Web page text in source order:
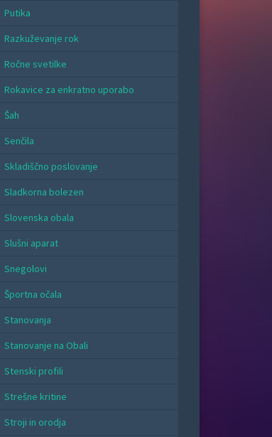
Putika
Razkuževanje rok
Ročne svetilke
Rokavice za enkratno uporabo
Šah
Senčila
Skladiščno poslovanje
Sladkorna bolezen
Slovenska obala
Slušni aparat
Snegolovi
Športna očala
Stanovanja
Stanovanje na Obali
Stenski profili
Strešne kritine
Stroji in orodja